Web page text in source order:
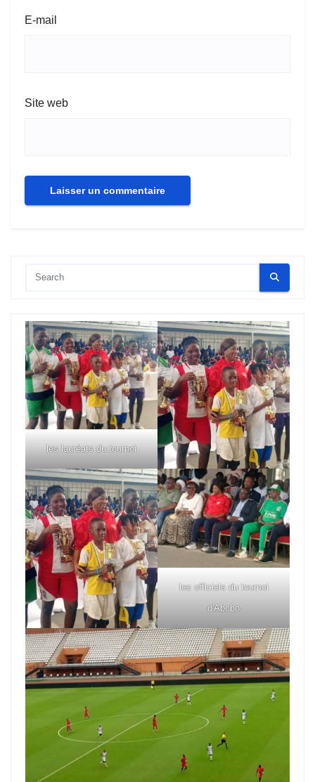
E-mail
Site web
les lauréats du tournoi
les officiels du tournoi
d'Abobo